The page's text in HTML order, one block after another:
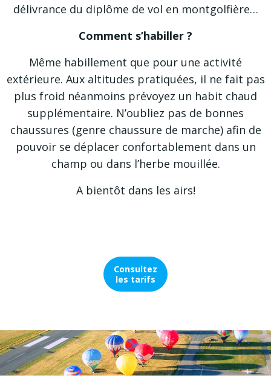
délivrance du diplôme de vol en montgolfière…
Comment s’habiller ?
Même habillement que pour une activité
extérieure. Aux altitudes pratiquées, il ne fait pas
plus froid néanmoins prévoyez un habit chaud
supplémentaire. N’oubliez pas de bonnes
chaussures (genre chaussure de marche) afin de
pouvoir se déplacer confortablement dans un
champ ou dans l’herbe mouillée.
A bientôt dans les airs!
Consultez
les tarifs